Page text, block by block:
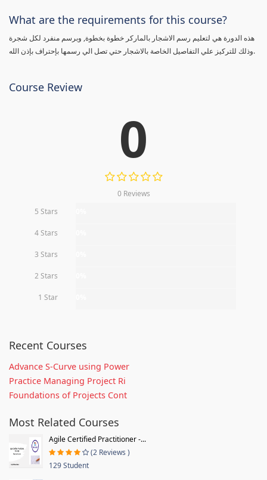
What are the requirements for this course?
هذه الدورة هي لتعليم رسم الاشجار بالماركر خطوة بخطوة, وبرسم منفرد لكل شجرة
وذلك للتركيز علي التفاصيل الخاصة بالاشجار حتي تصل الي رسمها بإحتراف بإذن الله.
Course Review
0
0 Reviews
5 Stars
4 Stars
3 Stars
2 Stars
1 Star
Recent Courses
Advance S-Curve using Power
Practice Managing Project Ri
Foundations of Projects Cont
Most Related Courses
Agile Certified Practitioner -...
(2 Reviews )
129 Student